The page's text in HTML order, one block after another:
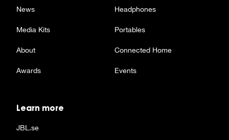
News
Media Kits
About
Awards
Headphones
Portables
Connected Home
Events
Learn more
JBL.se